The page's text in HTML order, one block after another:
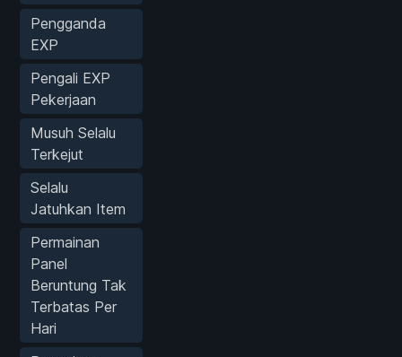
Pengganda
EXP
Pengali EXP
Pekerjaan
Musuh Selalu
Terkejut
Selalu
Jatuhkan Item
Permainan
Panel
Beruntung Tak
Terbatas Per
Hari